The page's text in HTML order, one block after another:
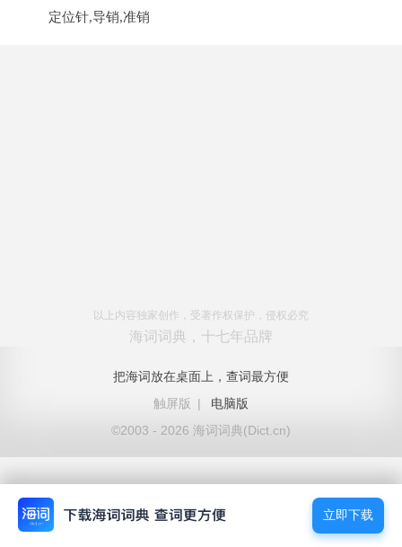
定位针,导销,准销
以上内容独家创作，受著作权保护，侵权必究
海词词典，十七年品牌
把海词放在桌面上，查词最方便
触屏版
|
电脑版
©2003 - 2026 海词词典(Dict.cn)
立即下载
立即下载